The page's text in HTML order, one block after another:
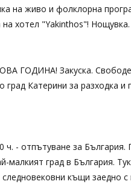
на живо и фолклорна
на хотел "Yakinthos"! Нощувка.
ГОДИНА! Закуска.
град Катерини за разходка и
ч. - отпътуване за България.
малкият град в България.
следновековни къщи заедно с